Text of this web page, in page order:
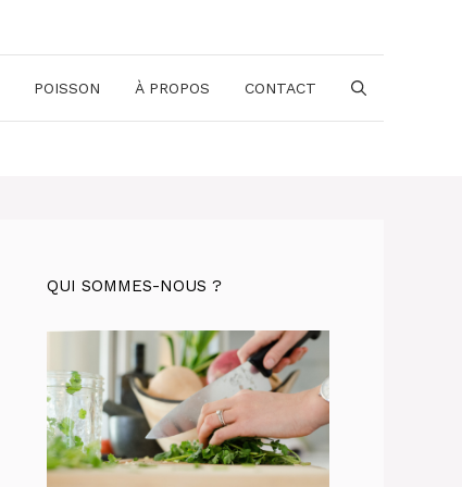
POISSON À PROPOS CONTACT
QUI SOMMES-NOUS ?